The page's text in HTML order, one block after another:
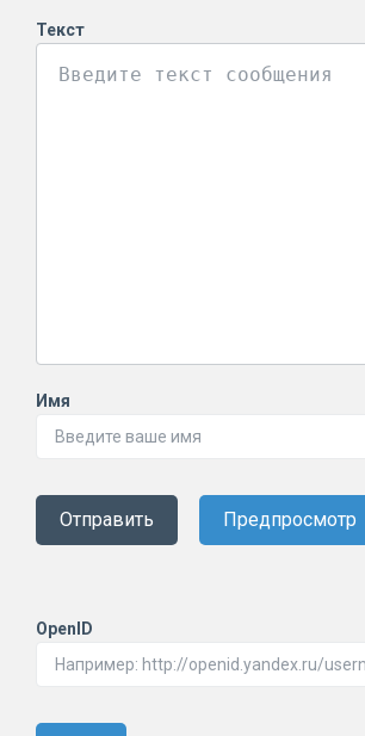
Текст
Имя
Отправить Предпросмотр
OpenID